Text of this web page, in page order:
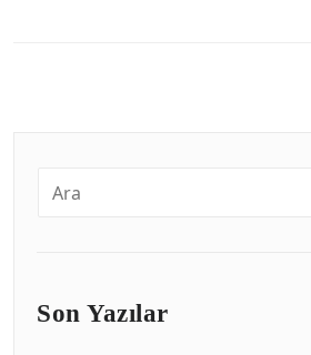
Son Yazılar